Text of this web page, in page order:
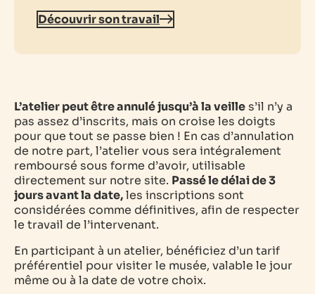
Découvrir son travail
L’atelier peut être annulé jusqu’à la veille s’il n’y a
pas assez d’inscrits, mais on croise les doigts
pour que tout se passe bien ! En cas d’annulation
de notre part, l’atelier vous sera intégralement
remboursé sous forme d’avoir, utilisable
directement sur notre site. Passé le délai de 3
jours avant la date,les inscriptions sont
considérées comme définitives, afin de respecter
le travail de l’intervenant.
En participant à un atelier, bénéficiez d’un tarif
préférentiel pour visiter le musée, valable le jour
même ou à la date de votre choix.